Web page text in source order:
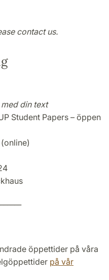
contact us.
din text
Student Papers – öppen
öppettider på våra
på vår